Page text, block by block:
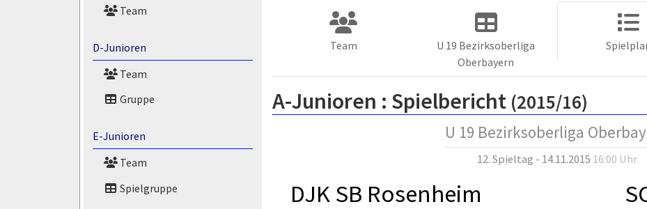
Team
D-Junioren
Team
Gruppe
E-Junioren
Team
Spielgruppe
Team
U 19 Bezirksoberliga
Oberbayern
A-Junioren : Spielbericht (2015/16)
U 19 Bezirksoberliga
12. Spieltag - 14.11.2015 16:00 Uhr
DJK SB Rosenheim